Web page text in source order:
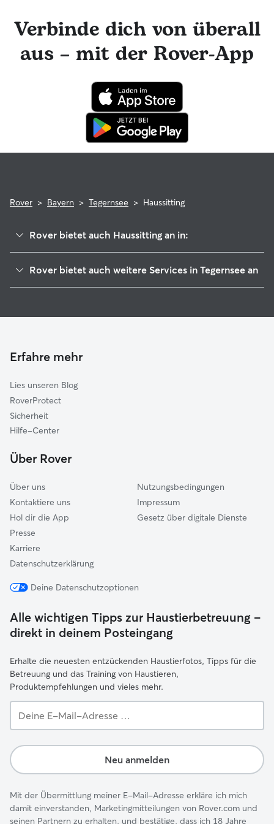
engagierte Rover-Team ist für dich da und dein Haussitter
hat die Möglichkeit, professionelle tierärztliche Beratung in
Anspruch zu nehmen. Im seltenen Fall eines Problems
während der Buchung kannst du beruhigt sein, denn dein
für tierärztliche Behandlungen erstattet.
Verbinde dich von überall
aus – mit der Rover-App
Rover > Bayern > Tegernsee > Haussitting
Rover bietet auch Haussitting an in:
Hausham
Miesbach
Warngau
Fischbachau
Gaißach
Bayrischzell
Rover bietet auch weitere Services in Tegernsee an
Gassi-Service in Tegernsee
Erfahre mehr
Lies unseren Blog
RoverProtect
Sicherheit
Hilfe-Center
Über Rover
Über uns
Kontaktiere uns
Hol dir die App
Presse
Karriere
Datenschutzerklärung
Nutzungsbedingungen
Impressum
Gesetz über digitale Dienste
Deine Datenschutzoptionen
Alle wichtigen Tipps zur Haustierbetreuung –
direkt in deinem Posteingang
Erhalte die neuesten entzückenden Haustierfotos, Tipps für die
Betreuung und das Training von Haustieren,
Produktempfehlungen und vieles mehr.
E-
Adresse …
Neu anmelden
Mit der Übermittlung meiner E-Mail-Adresse erkläre ich mich
damit einverstanden, Marketingmitteilungen von Rover.com und
seinen Partnern zu erhalten, und bestätige, dass ich 18 Jahre